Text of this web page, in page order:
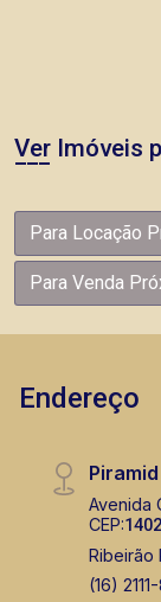
Ver Imóveis
Para Locação
Para Venda
Endereço
Avenida
CEP:
Ribeirão
(16)